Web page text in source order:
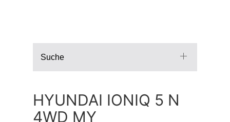
Suche
HYUNDAI IONIQ 5 N
4WD MY